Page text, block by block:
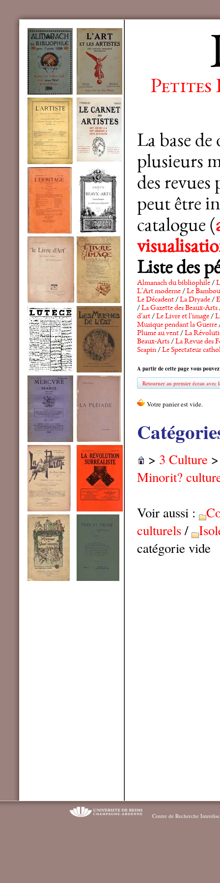
Petites
La base
plusieurs
des revues
peut être
catalogue (
Liste des
Almanach du bibliophile/
L'Art moderne/Le Bambou
Le Décadent/La Dryade/
/La Gazette des Beaux-Arts
d'art/Le Livre et l'image/
Musique pendant la Guerre
Plume au vent/La
Beaux-Arts/La Revue des
Scapin/Le Spectateur
A partir de cette page vous
Retourner au premier écran avec
> 3 Culture
Minorit?
Voir aussi :
culturels/
catégorie vide
Centre de Recherche